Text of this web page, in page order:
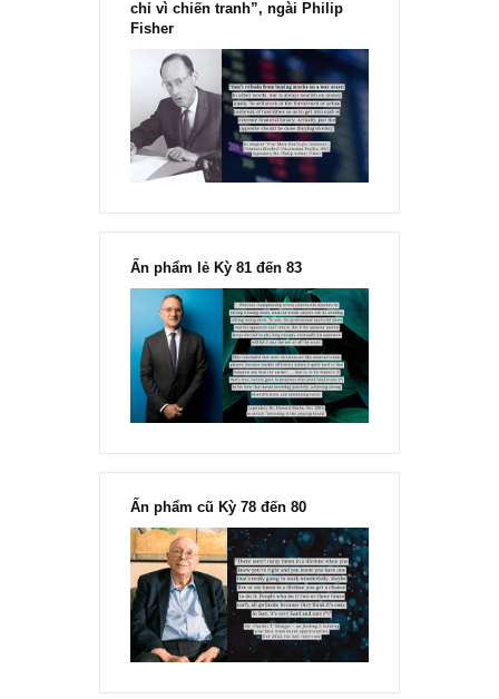
qua: Đặt mua ấn phẩm cũ TGN: (Tháng 09/2019) Cách đây non 2
[Ấn phẩm kỳ 82], 36/36 trang,
chính thức phát hành!!
đông đối với rủi ro, Ngài Howard
Marks